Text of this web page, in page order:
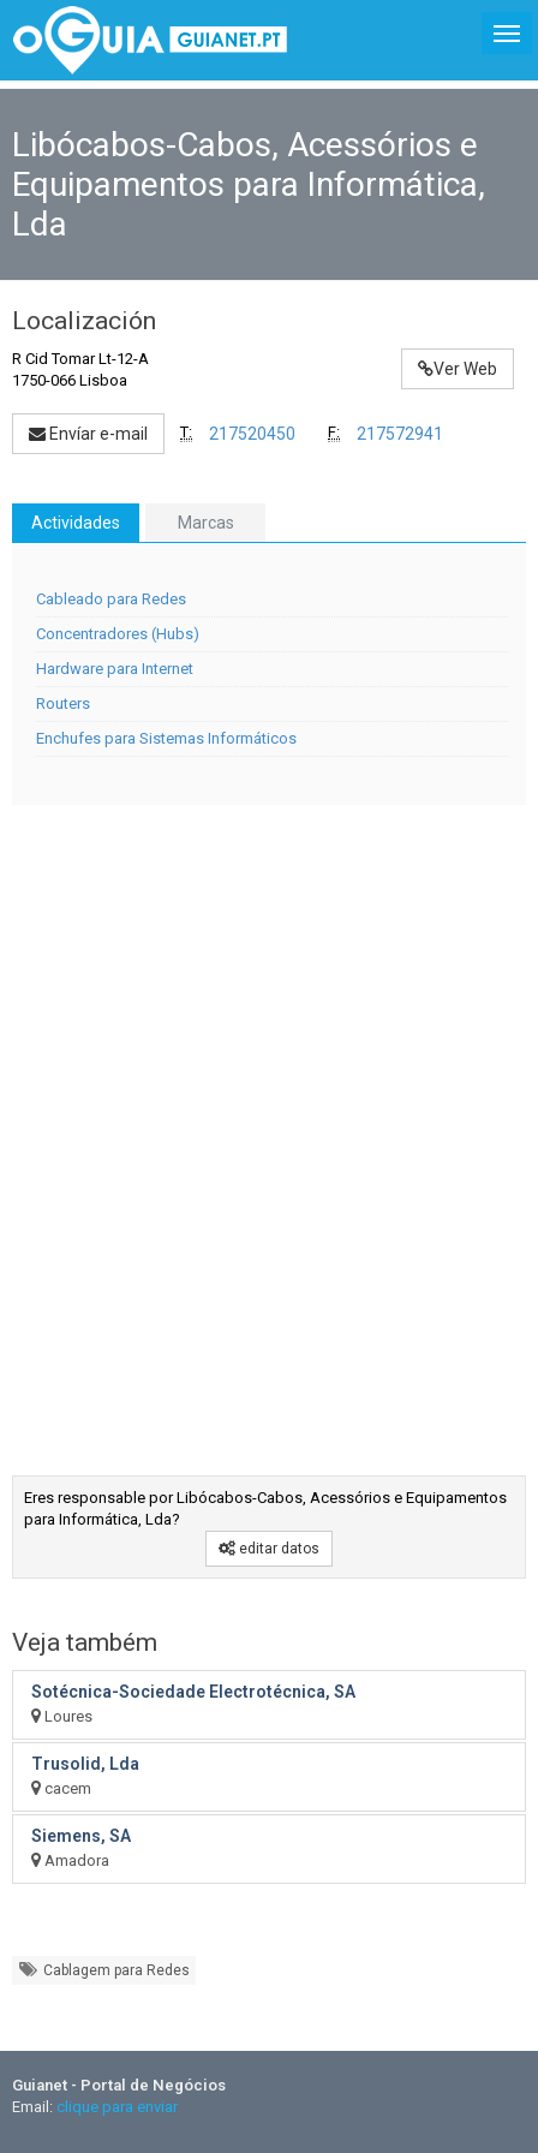
Libócabos-Cabos, Acessórios e
Equipamentos para Informática,
Lda
Localización
Ver Web
R Cid Tomar Lt-12-A
1750-066 Lisboa
Envíar e-mail T: 217520450 F: 217572941
Actividades Marcas
Cableado para Redes
Concentradores (Hubs)
Hardware para Internet
Routers
Enchufes para Sistemas Informáticos
Eres responsable por Libócabos-Cabos, Acessórios e Equipamentos
para Informática, Lda?
editar datos
Veja também
Sotécnica-Sociedade Electrotécnica, SA
Loures
Trusolid, Lda
cacem
Siemens, SA
Amadora
Cablagem para Redes
Guianet - Portal de Negócios
Email: clique para enviar